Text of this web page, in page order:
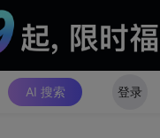
AI 搜索 登录